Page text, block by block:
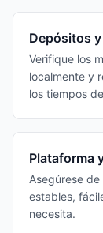
Depósitos
Verifique los
localmente y
los tiempos
Plataforma
Asegúrese
estables,
necesita.